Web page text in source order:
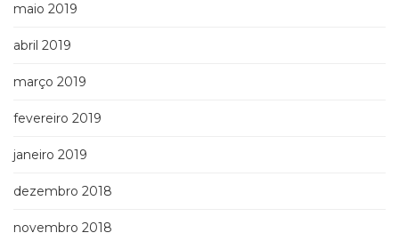
maio 2019
abril 2019
março 2019
fevereiro 2019
janeiro 2019
dezembro 2018
novembro 2018